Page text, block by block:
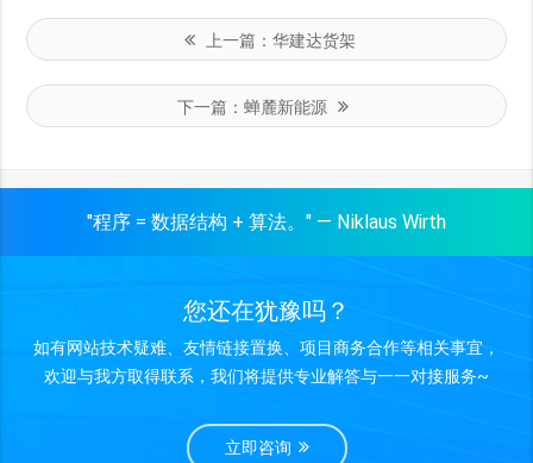
上一篇： 华建达货架
下一篇：蝉麓新能源
"程序 = 数据结构 + 算法。" — Niklaus Wirth
您还在犹豫吗？
如有网站技术疑难、友情链接置换、项目商务合作等相关事宜，
欢迎与我方取得联系，我们将提供专业解答与一一对接服务~
立即咨询